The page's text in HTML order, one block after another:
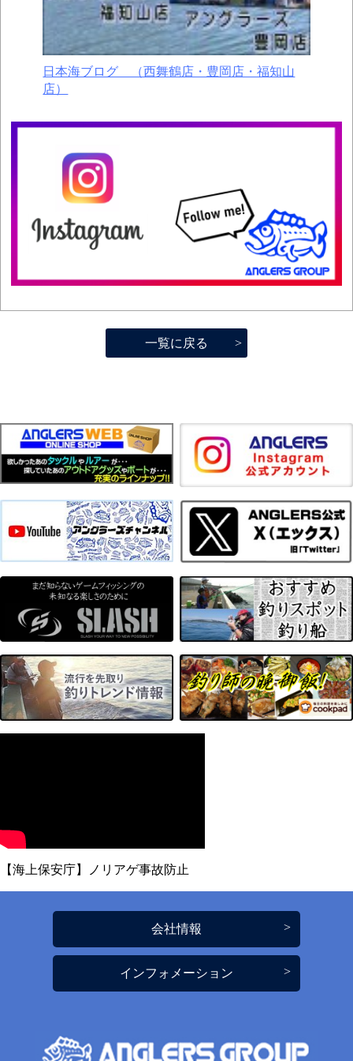
日本海ブログ （西舞鶴店・豊岡店・福知山
店）
一覧に戻る
【海上保安庁】ノリアゲ事故防止
会社情報
インフォメーション